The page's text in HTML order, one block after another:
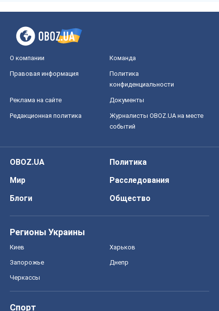
О компании Команда
Правовая информация
Политика
конфиденциальности
Реклама на сайте Документы
Редакционная политика
Журналисты OBOZ.UA на месте
событий
OBOZ.UA
Политика
Мир
Расследования
Блоги
Общество
Регионы Украины
Киев Харьков
Запорожье Днепр
Черкассы
Спорт